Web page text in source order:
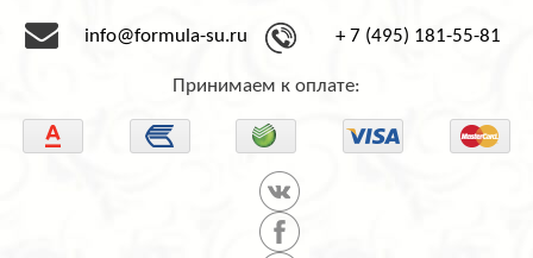
info@formula-su.ru + 7 (495) 181-55-81
Принимаем к оплате: